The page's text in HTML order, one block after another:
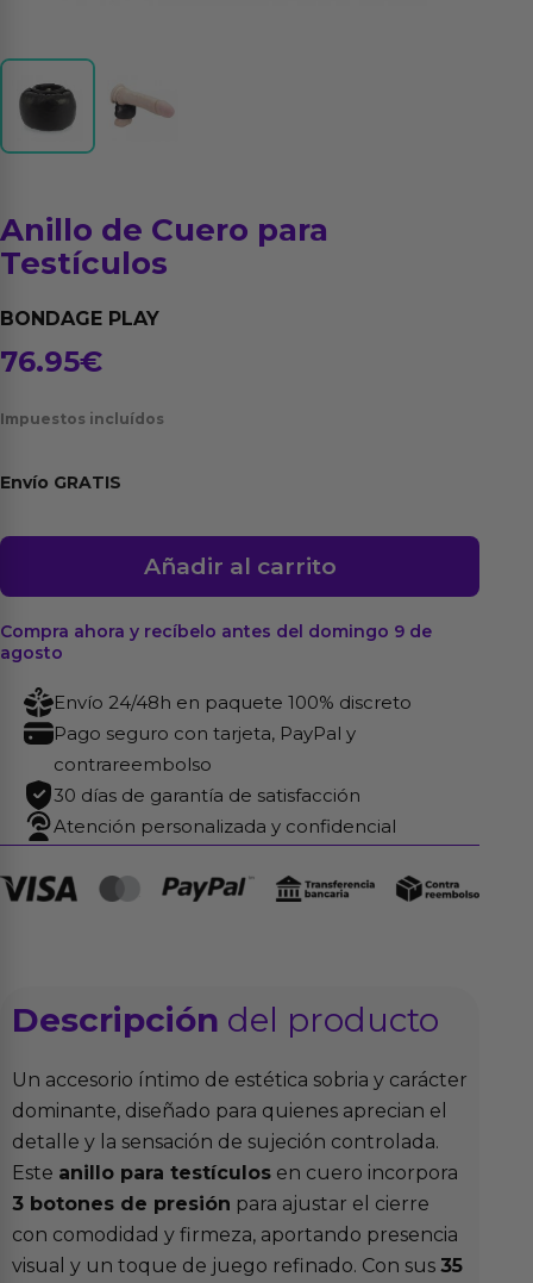
Anillo de Cuero para
Testículos
BONDAGE PLAY
76.95€
Impuestos incluídos
Envío GRATIS
Anillo
para
cantidad
Añadir al carrito
Compra ahora y recíbelo antes del domingo 9 de
agosto
Envío 24/48h en paquete 100% discreto
Pago seguro con tarjeta, PayPal y
contrareembolso
30 días de garantía de satisfacción
Atención personalizada y confidencial
Descripción del producto
Un accesorio íntimo de estética sobria y carácter
dominante, diseñado para quienes aprecian el
detalle y la sensación de sujeción controlada.
Este anillo para testículos en cuero incorpora
3 botones de presión para ajustar el cierre
con comodidad y firmeza, aportando presencia
visual y un toque de juego refinado. Con sus 35